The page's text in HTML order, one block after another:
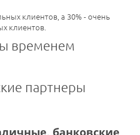
клиентов, а 30% - очень
клиентов.
временем
партнеры
банковские